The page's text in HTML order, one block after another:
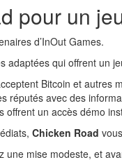
pour un
d’InOut Games.
adaptées qui offrent un
Bitcoin et autres
réputés avec des
offrent un accès démo
Chicken Road
mise modeste, et